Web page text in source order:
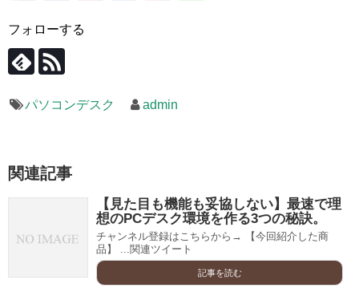
フォローする
パソコンデスク admin
関連記事
【見た目も機能も妥協しない】最速で理
想のPCデスク環境を作る3つの秘訣。
チャンネル登録はこちらから→ 【今回紹介した商
品】 ...関連ツイート
記事を読む